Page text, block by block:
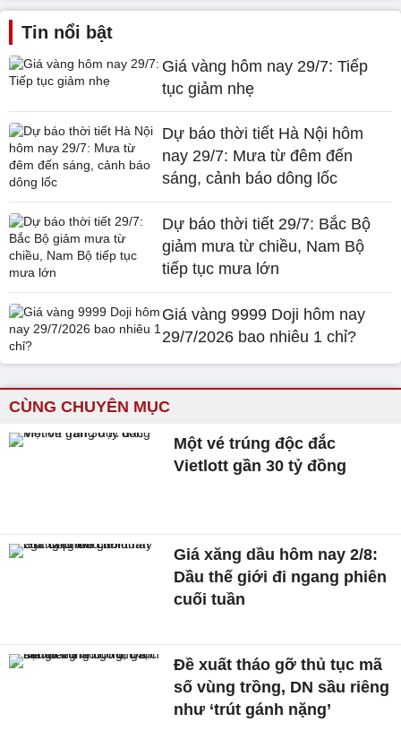
Tin nổi bật
Giá vàng hôm nay 29/7: Tiếp
tục giảm nhẹ
Dự báo thời tiết Hà Nội hôm
nay 29/7: Mưa từ đêm đến
sáng, cảnh báo dông lốc
Dự báo thời tiết 29/7: Bắc Bộ
giảm mưa từ chiều, Nam Bộ
tiếp tục mưa lớn
Giá vàng 9999 Doji hôm nay
29/7/2026 bao nhiêu 1 chỉ?
CÙNG CHUYÊN MỤC
Một vé trúng độc đắc
Vietlott gần 30 tỷ đồng
Giá xăng dầu hôm nay 2/8:
Dầu thế giới đi ngang phiên
cuối tuần
Đề xuất tháo gỡ thủ tục mã
số vùng trồng, DN sầu riêng
như ‘trút gánh nặng’